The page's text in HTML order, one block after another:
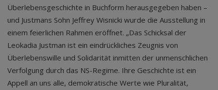
Überlebensgeschichte in Buchform herausgegeben haben –
und Justmans Sohn Jeffrey Wisnicki wurde die Ausstellung in
einem feierlichen Rahmen eröffnet. „Das Schicksal der
Leokadia Justman ist ein eindrückliches Zeugnis von
Überlebenswille und Solidarität inmitten der unmenschlichen
Verfolgung durch das NS-Regime. Ihre Geschichte ist ein
Appell an uns alle, demokratische Werte wie Pluralität,